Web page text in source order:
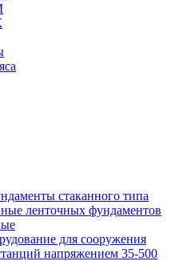
стаканного типа
ленточных фундаментов
для сооружения
напряжением 35-500